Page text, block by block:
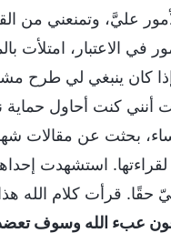
عليَّ، وتمنعني من
في الاعتبار، امتلأت
كان ينبغي لي طرح
أنني كنت أحاول
بحثت عن مقالات
استشهدت
حقًا. قرأت كلام الله
عبء الله وسوف